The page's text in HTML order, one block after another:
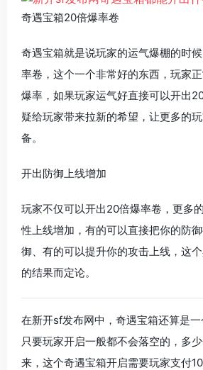
奇遇宝箱20倍爆率卷
奇遇宝箱就是说玩家的运气爆棚的时
率卷，这个一个非常好的东西，玩家
爆率，如果玩家运气好直接可以开出
疑给玩家带来拉新的希望，让更多的
备。
开出防御上线增加
玩家不仅可以开出20倍爆率卷，更多
性上线增加，有的可以直接把你的防
御、有的可以提升你的攻击上线，这
的结果而定论。
在新开sf发布网中，奇遇宝箱还算是
只要玩家开启一般都不会落空的，多
来，这个奇遇宝箱开启需要玩家支付